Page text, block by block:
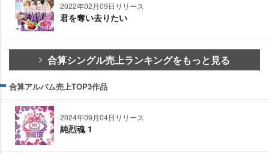
2022年02月09日リリース
君を奪い去りたい
合算シングル売上ランキングをもっと見る
合算アルバム売上TOP3作品
2024年09月04日リリース
純烈魂 1